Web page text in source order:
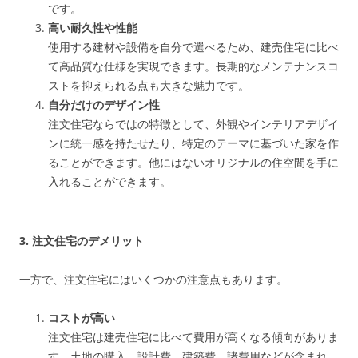
です。
高い耐久性や性能
使用する建材や設備を自分で選べるため、建売住宅に比べ
て高品質な仕様を実現できます。長期的なメンテナンスコ
ストを抑えられる点も大きな魅力です。
自分だけのデザイン性
注文住宅ならではの特徴として、外観やインテリアデザイ
ンに統一感を持たせたり、特定のテーマに基づいた家を作
ることができます。他にはないオリジナルの住空間を手に
入れることができます。
3. 注文住宅のデメリット
一方で、注文住宅にはいくつかの注意点もあります。
コストが高い
注文住宅は建売住宅に比べて費用が高くなる傾向がありま